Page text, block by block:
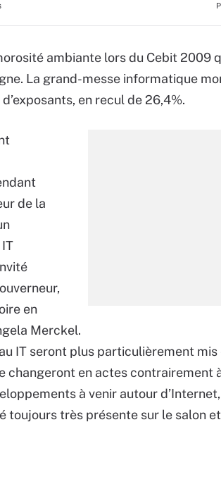
ambiante lors du Cebit 2009
La grand-messe informatique
en recul de 26,4%.
de la
en
Merckel.
IT seront plus particulièrement
changeront en actes contrairement
à venir autour
toujours très présente sur le salon